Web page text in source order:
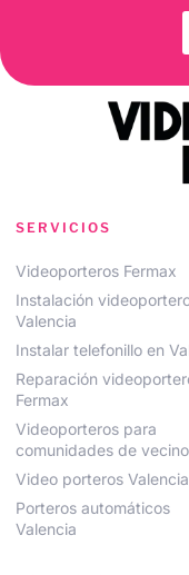
SERVICIOS
Videoporteros Fermax
Instalación
Valencia
Instalar telefonillo en
Reparación
Fermax
Videoporteros para
comunidades de
Video porteros Valencia
Porteros automáticos
Valencia